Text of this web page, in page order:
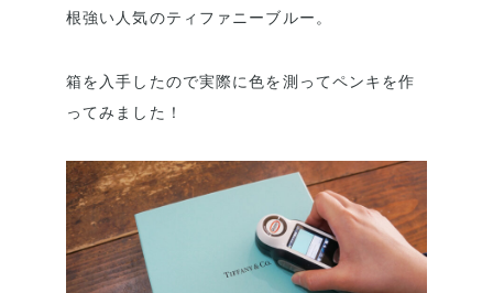
根強い人気のティファニーブルー。
箱を入手したので実際に色を測ってペンキを作
ってみました！